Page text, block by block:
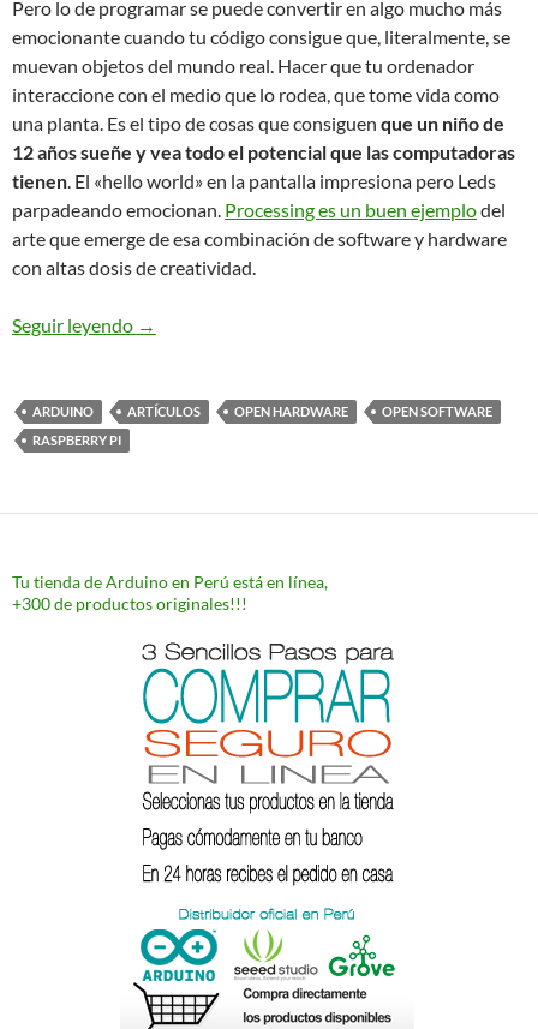
Pero lo de programar se puede convertir en algo mucho más
emocionante cuando tu código consigue que, literalmente, se
muevan objetos del mundo real. Hacer que tu ordenador
interaccione con el medio que lo rodea, que tome vida como
una planta. Es el tipo de cosas que consiguen que un niño de
12 años sueñe y vea todo el potencial que las computadoras
tienen . El «hello world» en la pantalla impresiona pero Leds
parpadeando emocionan. Processing es un buen ejemplodel
arte que emerge de esa combinación de software y hardware
con altas dosis de creatividad.
Seguir leyendo La Raspberry Pi y su primo el Arduino
→
ARDUINO ARTÍCULOS OPEN HARDWARE
OPEN SOFTWARE
RASPBERRY PI
Tu tienda de Arduino en Perú está en línea,
+300 de productos originales!!!